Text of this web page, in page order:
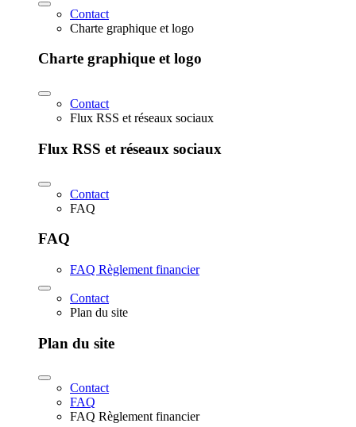
Contact
Charte graphique et logo
Charte graphique et logo
Contact
Flux RSS et réseaux sociaux
Flux RSS et réseaux sociaux
Contact
FAQ
FAQ
FAQ Règlement financier
Contact
Plan du site
Plan du site
Contact
FAQ
FAQ Règlement financier